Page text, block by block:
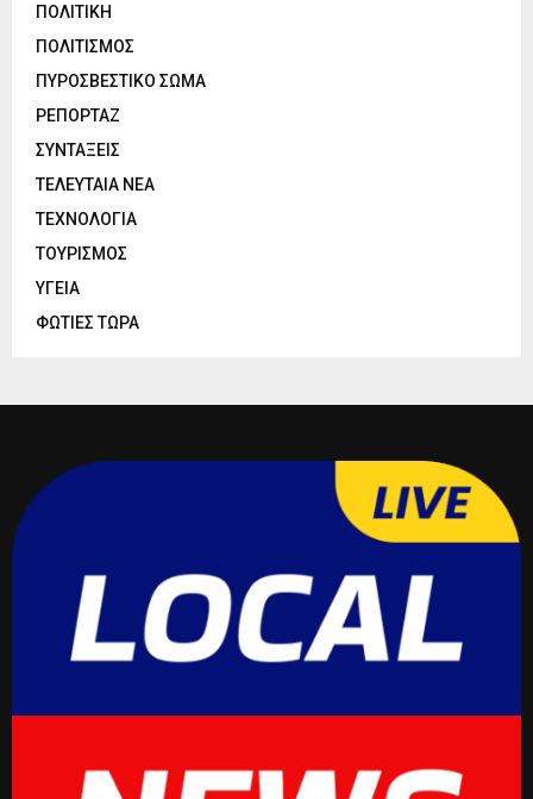
ΠΟΛΙΤΙΚΗ
ΠΟΛΙΤΙΣΜΟΣ
ΠΥΡΟΣΒΕΣΤΙΚΟ ΣΩΜΑ
ΡΕΠΟΡΤΑΖ
ΣΥΝΤΑΞΕΙΣ
ΤΕΛΕΥΤΑΙΑ ΝΕΑ
ΤΕΧΝΟΛΟΓΙΑ
ΤΟΥΡΙΣΜΟΣ
ΥΓΕΙΑ
ΦΩΤΙΕΣ ΤΩΡΑ